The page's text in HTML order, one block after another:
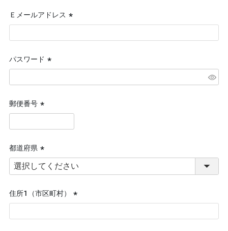
Ｅメールアドレス
(必
須)
パスワード
(必
須)
郵便番号
(必
須)
都道府県
(必
須)
住所１（市区町村）
(必
須)